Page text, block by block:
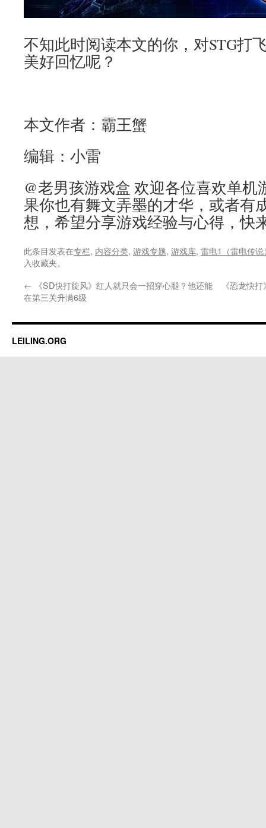
不知此时阅读本文的你，对STG打
美好回忆呢？
本文作者：霸王蟹
编辑：小雷
@老男孩游戏盒 欢迎各位喜欢单
果你也有舞文弄墨的才华，或者有
想，希望分享游戏经验与心得，快
此条目发表在专栏, 内容分类, 游戏专题, 游戏库, 雷电1（雷电传说
入收藏夹。
← 《SD快打旋风》红人就只会一招穿心腿？他还能
在第三关升满6级
《恐龙快
LEILING.ORG